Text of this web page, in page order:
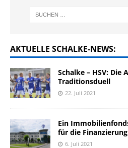
AKTUELLE SCHALKE-NEWS:
Schalke – HSV: Die
Traditionsduell
22. Juli 2021
Ein
für die
6. Juli 2021